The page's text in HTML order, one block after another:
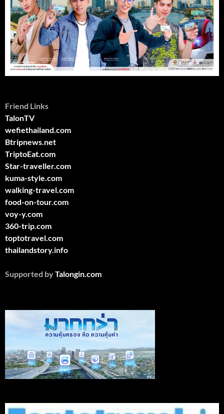
Friend Links
TalonTV
wefiethailand.com
Btripnews.net
TriptoEat.com
Star-traveller.com
kuma-style.com
walking-travel.com
food-on-tour.com
voy-y.com
360-trip.com
toptotravel.com
thailandstory.info
Supported byTalongin.com